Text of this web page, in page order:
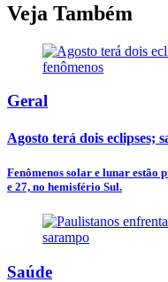
Veja Também
Geral
Agosto terá dois eclipses;
Fenômenos solar e lunar estão
e 27, no hemisfério Sul.
Saúde